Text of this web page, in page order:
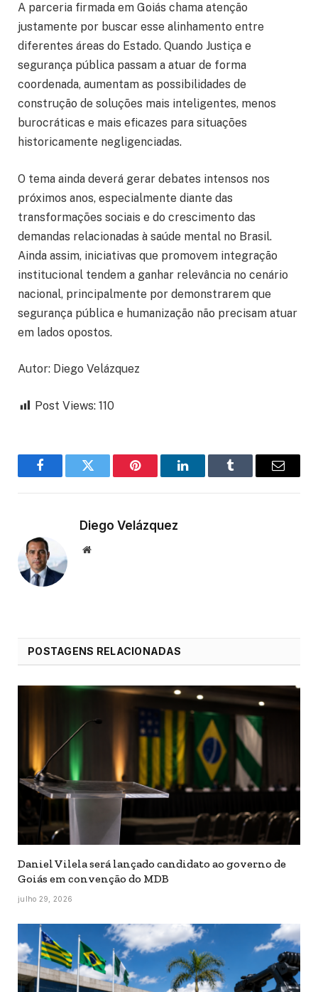
A parceria firmada em Goiás chama atenção
justamente por buscar esse alinhamento entre
diferentes áreas do Estado. Quando Justiça e
segurança pública passam a atuar de forma
coordenada, aumentam as possibilidades de
construção de soluções mais inteligentes, menos
burocráticas e mais eficazes para situações
historicamente negligenciadas.
O tema ainda deverá gerar debates intensos nos
próximos anos, especialmente diante das
transformações sociais e do crescimento das
demandas relacionadas à saúde mental no Brasil.
Ainda assim, iniciativas que promovem integração
institucional tendem a ganhar relevância no cenário
nacional, principalmente por demonstrarem que
segurança pública e humanização não precisam atuar
em lados opostos.
Autor: Diego Velázquez
Post Views: 110
FacebookTwitter Pinterest LinkedInTumblr Email
Diego Velázquez
Website
POSTAGENS RELACIONADAS
Daniel Vilela será lançado candidato ao governo de
Goiás em convenção do MDB
julho 29, 2026